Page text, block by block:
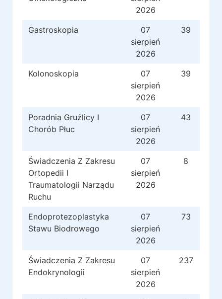
2026
Gastroskopia
07
sierpień
2026
39
Kolonoskopia
07
sierpień
2026
39
Poradnia Gruźlicy I
Chorób Płuc
07
sierpień
2026
43
Świadczenia Z Zakresu
Ortopedii I
Traumatologii Narządu
Ruchu
07
sierpień
2026
8
Endoprotezoplastyka
Stawu Biodrowego
07
sierpień
2026
73
Świadczenia Z Zakresu
Endokrynologii
07
sierpień
2026
237